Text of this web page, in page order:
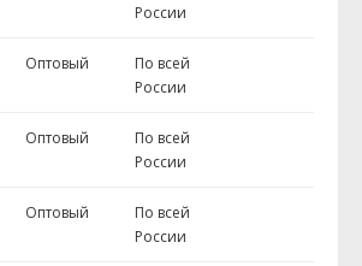
России
Оптовый
По всей
России
Оптовый
По всей
России
Оптовый
По всей
России